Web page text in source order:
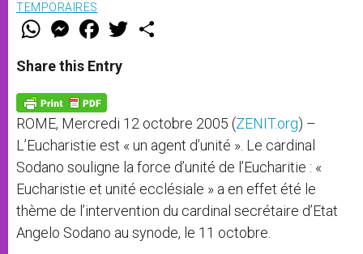
TEMPORAIRES
W
t
s
p
p
M
e
s
e
g
e
r
F
a
e
b
o
k
w
Share this Entry
ROME, Mercredi 12 octobre 2005 (ZENIT.org) –
L’Eucharistie est « un agent d’unité ». Le cardinal
Sodano souligne la force d’unité de l’Eucharitie : «
Eucharistie et unité ecclésiale » a en effet été le
thème de l’intervention du cardinal secrétaire d’Etat
Angelo Sodano au synode, le 11 octobre.